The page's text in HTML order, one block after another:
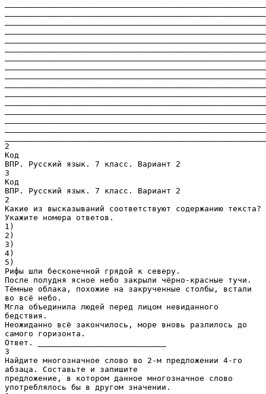
2
Код
ВПР. Русский язык. 7 класс. Вариант 2
3
Код
ВПР. Русский язык. 7 класс. Вариант 2
2
Какие из высказываний соответствуют содержанию текста?
Укажите номера ответов.
1)
2)
3)
4)
5)
Рифы шли бесконечной грядой к северу.
После полудня ясное небо закрыли чёрно-красные тучи.
Тёмные облака, похожие на закрученные столбы, встали
во всё небо.
Мгла объединила людей перед лицом невиданного
бедствия.
Неожиданно всё закончилось, море вновь разлилось до
самого горизонта.
Ответ. ___________________________
3
Найдите многозначное слово во 2-м предложении 4-го
абзаца. Составьте и запишите
предложение, в котором данное многозначное слово
употреблялось бы в другом значении.